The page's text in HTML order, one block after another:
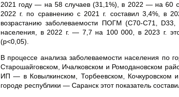
2021 году — на 58 случаев (31,1%), в 2022 — на 60
2022 г. по сравнению с 2021 г. составил 3,4%, в
возрастаниюзаболеваемости ПОГМ (С70-С71, D33,
населения, в 2022 г. — 7,7 на 100 000, в 2023 г.
(р<0,05)
В процессе анализа заболеваемости населения по
Старошайговском, Ичалковском и Ромодановском
ИП — в Ковылкинском, Торбеевском,
городе республики — Саранск этот показатель